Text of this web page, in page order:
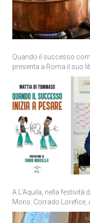
Quando il successo
presenta a Roma il suo
A L’Aquila, nella
Mons. Corrado